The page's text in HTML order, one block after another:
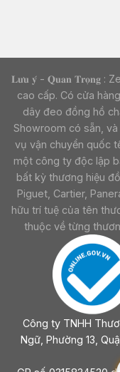
𝐋𝐮̛𝐮 𝐲́ - 𝐐𝐮𝐚𝐧 𝐓𝐫𝐨̣𝐧𝐠 :
cao cấp. Có cửa
dây đeo đồng hồ
Showroom có sẵn,
vụ vận chuyển quốc
một công ty độc lập
bất kỳ thương hiệu
Piguet, Cartier,
hữu trí tuệ của tên
thuộc về từng
Công ty TNHH
Ngữ, Phường 13,